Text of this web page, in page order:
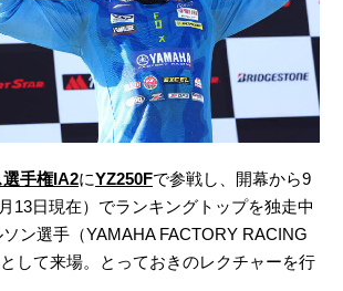
手権IA2にYZ250Fで参戦し、開幕から9
13日現在）でランキングトップを独走中
ン選手（YAMAHA FACTORY RACING
して来場。とっておきのレクチャーを行